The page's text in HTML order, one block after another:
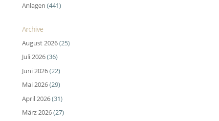
Anlagen (441)
Archive
August 2026(25)
Juli 2026(36)
Juni 2026(22)
Mai 2026(29)
April 2026(31)
März 2026(27)